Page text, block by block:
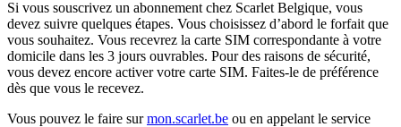
Si vous souscrivez un abonnement chez Scarlet Belgique, vous
devez suivre quelques étapes. Vous choisissez d’abord le forfait que
vous souhaitez. Vous recevrez la carte SIM correspondante à votre
domicile dans les 3 jours ouvrables. Pour des raisons de sécurité,
vous devez encore activer votre carte SIM. Faites-le de préférence
dès que vous le recevez.
Vous pouvez le faire surmon.scarlet.be ou en appelant le service